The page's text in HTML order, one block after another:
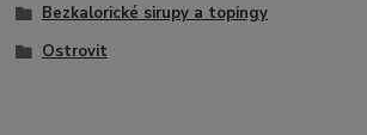
Bezkalorické sirupy a topingy
Ostrovit